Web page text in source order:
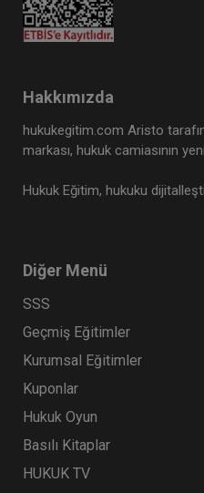
Hakkımızda
hukukegitim.com Aristo
markası, hukuk camiasının yeni
Hukuk Eğitim, hukuku
Diğer Menü
SSS
Geçmiş Eğitimler
Kurumsal Eğitimler
Kuponlar
Hukuk Oyun
Basılı Kitaplar
HUKUK TV